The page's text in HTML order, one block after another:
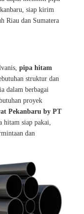
siap kirim
Riau dan Sumatera
pipa hitam
struktur dan
dalam berbagai
proyek
Pekanbaru by PT
hitam siap pakai,
dan